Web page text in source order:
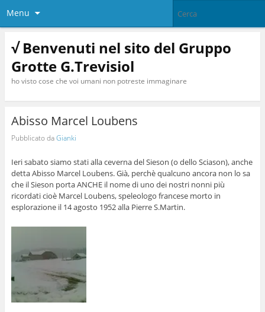
Menu
√ Benvenuti nel sito del Gruppo
Grotte G.Trevisiol
ho visto cose che voi umani non potreste immaginare
Abisso Marcel Loubens
Pubblicato daGianki
Ieri sabato siamo stati alla ceverna del Sieson (o dello Sciason), anche
detta Abisso Marcel Loubens. Già, perchè qualcuno ancora non lo sa
che il Sieson porta ANCHE il nome di uno dei nostri nonni più
ricordati cioè Marcel Loubens, speleologo francese morto in
esplorazione il 14 agosto 1952 alla Pierre S.Martin.